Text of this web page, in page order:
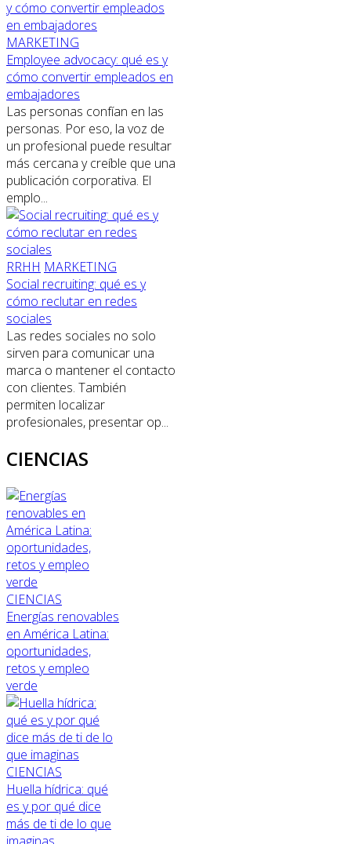
MARKETING
Employee advocacy: qué es y
cómo convertir empleados en
embajadores
Las personas confían en las
personas. Por eso, la voz de
un profesional puede resultar
más cercana y creíble que una
publicación corporativa. El
emplo...
RRHH MARKETING
Social recruiting: qué es y
cómo reclutar en redes
sociales
Las redes sociales no solo
sirven para comunicar una
marca o mantener el contacto
con clientes. También
permiten localizar
profesionales, presentar op...
CIENCIAS
CIENCIAS
Energías renovables
en América Latina:
oportunidades,
retos y empleo
verde
CIENCIAS
Huella hídrica: qué
es y por qué dice
más de ti de lo que